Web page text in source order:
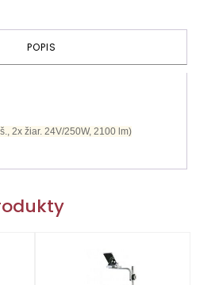
POPIS
2x žiar. 24V/250W, 2100 lm)